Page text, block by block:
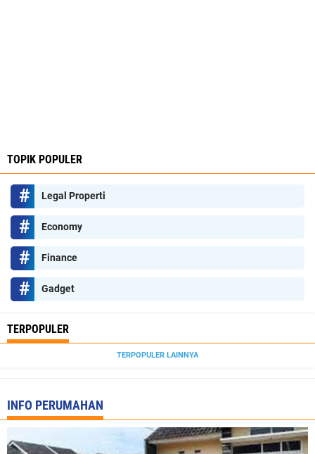
TOPIK POPULER
Legal Properti
Economy
Finance
Gadget
TERPOPULER
TERPOPULER LAINNYA
INFO PERUMAHAN